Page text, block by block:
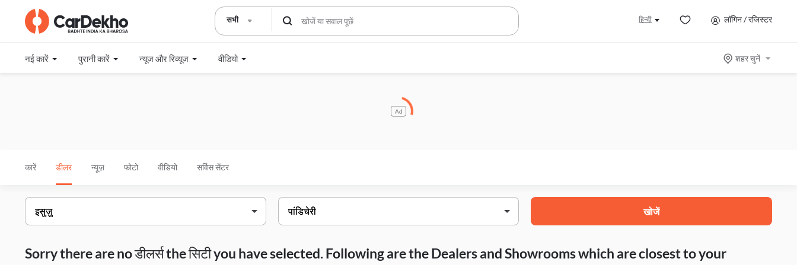
सभी हिन्दी लॉगिन / रजिस्टर
नई कारें पुरानी कारें न्यूज और रिव्यूज वीडियो शहर चुनें
Ad
कारें डीलर न्यूज़ फोटो वीडियो सर्विस सेंटर
खोजें
Sorry there are no डीलर्स the सिटी you have selected. Following are the Dealers and Showrooms which are closest to your